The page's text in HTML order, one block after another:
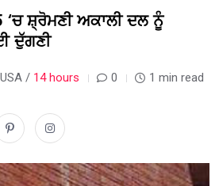
‘ਚ ਸ਼੍ਰੋਮਣੀ ਅਕਾਲੀ ਦਲ ਨੂੰ
ਦੁੱਗਣੀ
/ 14 hours 0 1 min read